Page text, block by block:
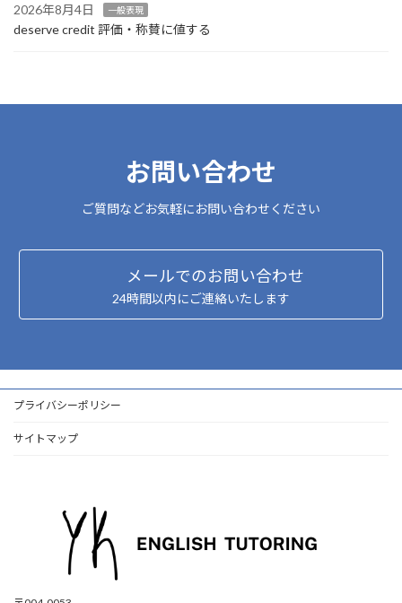
2026年8月4日 一般表現
deserve credit 評価・称賛に値する
お問い合わせ
ご質問などお気軽にお問い合わせください
メールでのお問い合わせ
24時間以内にご連絡いたします
プライバシーポリシー
サイトマップ